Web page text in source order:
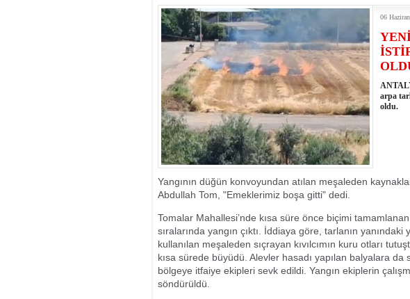
ŞÜPHELİ TUTUKLANDI
SEFERLERLE KARŞILIYOR
06
arpa
oldu.
Yangının düğün konvoyundan atılan meşaleden
Abdullah Tom, "Emeklerimiz boşa gitti" dedi.
Tomalar Mahallesi’nde kısa süre önce biçimi
sıralarında yangın çıktı. İddiaya göre, tarlanın
kullanılan meşaleden sıçrayan kıvılcımın kuru otları
kısa sürede büyüdü. Alevler hasadı yapılan balyalara da
bölgeye itfaiye ekipleri sevk edildi. Yangın ekiplerin
söndürüldü.